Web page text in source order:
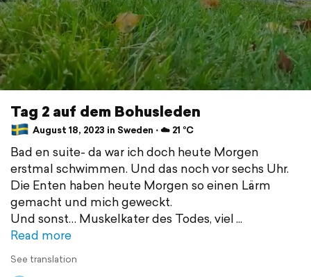
Tag 2 auf dem Bohusleden
August 18, 2023 in Sweden ⋅ ☁️ 21 °C
Bad en suite- da war ich doch heute Morgen
erstmal schwimmen. Und das noch vor sechs Uhr.
Die Enten haben heute Morgen so einen Lärm
gemacht und mich geweckt.
Und sonst… Muskelkater des Todes, viel
Read more
See translation